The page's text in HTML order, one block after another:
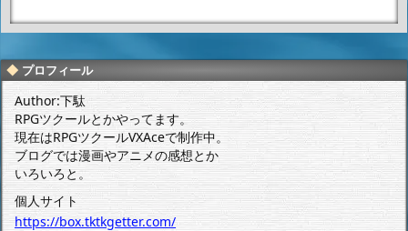
グカードを十
理してみた
よ。その３。
これキャンペ
果。
プロフィール
Author:下駄
RPGツクールとかやってます。
現在はRPGツクールVXAceで制作中。
ブログでは漫画やアニメの感想とか
いろいろと。
個人サイト
https://box.tktkgetter.com/